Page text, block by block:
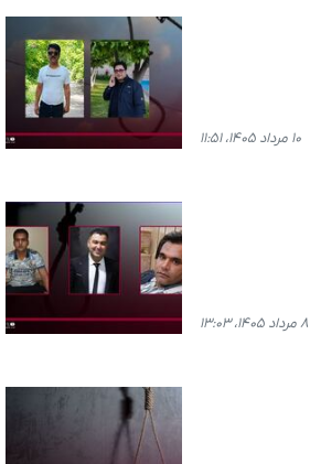
۱۰ مرداد ۱۴۰۵، ۱۱:۵۱
۸ مرداد ۱۴۰۵، ۱۳:۰۳